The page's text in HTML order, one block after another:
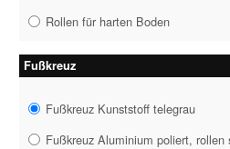
Rollen für harten Boden
Fußkreuz
Fußkreuz Kunststoff telegrau
Fußkreuz Aluminium poliert, rollen